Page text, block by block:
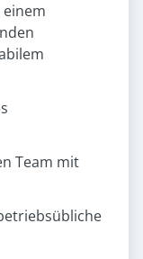
Team mit